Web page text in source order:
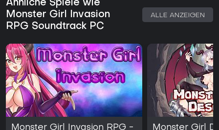
Wer rundenbasierte Kämpfe, den Aufbau einer Gruppe aus
einzigartigen Monster-Girl-Verbündeten und integrierte
erwachsene Inhalte schätzt, findet hier den größten
Updates oder Live-Service-Elemente. Interessenten sollten
die reifen Themen vor dem Kauf beachten.
Ähnliche Spiele wie
Monster Girl Invasion
RPG Soundtrack PC
ALLE ANZEIGEN
Monster Girl Invasion RPG -
Monster Girl